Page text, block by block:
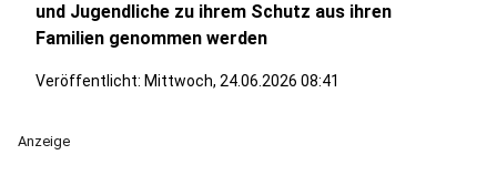
und Jugendliche zu ihrem Schutz aus ihren
Familien genommen werden
Veröffentlicht: Mittwoch, 24.06.2026 08:41
Anzeige